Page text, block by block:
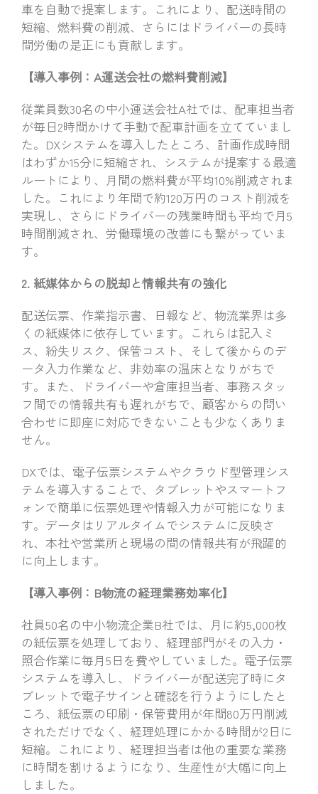
車を自動で提案します。これにより、配送時間の
短縮、燃料費の削減、さらにはドライバーの長時
間労働の是正にも貢献します。
【導入事例：A運送会社の燃料費削減】
従業員数30名の中小運送会社A社では、配車担当者
が毎日2時間かけて手動で配車計画を立てていまし
た。DXシステムを導入したところ、計画作成時間
はわずか15分に短縮され、システムが提案する最適
ルートにより、月間の燃料費が平均10%削減されま
した。これにより年間で約120万円のコスト削減を
実現し、さらにドライバーの残業時間も平均で月5
時間削減され、労働環境の改善にも繋がっていま
す。
2. 紙媒体からの脱却と情報共有の強化
配送伝票、作業指示書、日報など、物流業界は多
くの紙媒体に依存しています。これらは記入ミ
ス、紛失リスク、保管コスト、そして後からのデ
ータ入力作業など、非効率の温床となりがちで
す。また、ドライバーや倉庫担当者、事務スタッ
フ間での情報共有も遅れがちで、顧客からの問い
合わせに即座に対応できないことも少なくありま
せん。
DXでは、電子伝票システムやクラウド型管理シス
テムを導入することで、タブレットやスマートフ
ォンで簡単に伝票処理や情報入力が可能になりま
す。データはリアルタイムでシステムに反映さ
れ、本社や営業所と現場の間の情報共有が飛躍的
に向上します。
【導入事例：B物流の経理業務効率化】
社員50名の中小物流企業B社では、月に約5,000枚
の紙伝票を処理しており、経理部門がその入力・
照合作業に毎月5日を費やしていました。電子伝票
システムを導入し、ドライバーが配送完了時にタ
ブレットで電子サインと確認を行うようにしたと
ころ、紙伝票の印刷・保管費用が年間80万円削減
されただけでなく、経理処理にかかる時間が2日に
短縮。これにより、経理担当者は他の重要な業務
に時間を割けるようになり、生産性が大幅に向上
しました。